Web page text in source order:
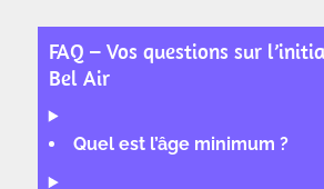
FAQ – Vos questions sur
Bel Air
Quel est l’âge minimum ?